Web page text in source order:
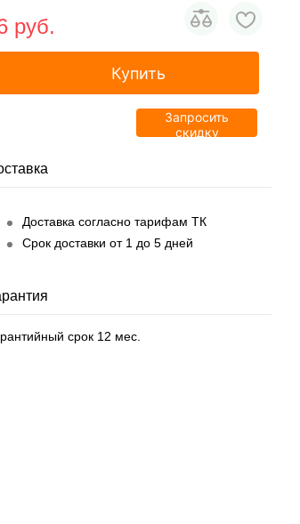
pуб.
Купить
Запросить
скидку
Доставка согласно тарифам ТК
Срок доставки от 1 до 5 дней
срок 12 мес.